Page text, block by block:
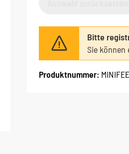
Bitte
Sie
Produktnummer: